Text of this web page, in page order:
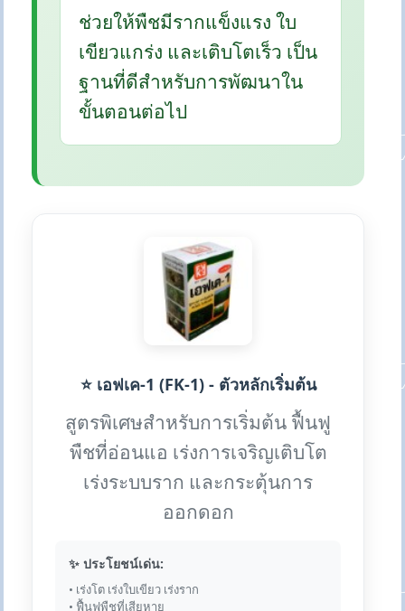
ช่วยให้พืชมีรากแข็งแรง ใบ
เขียวแกร่ง และเติบโตเร็ว เป็น
ฐานที่ดีสำหรับการพัฒนาใน
ขั้นตอนต่อไป
⭐ เอฟเค-1 (FK-1) - ตัวหลักเริ่มต้น
สูตรพิเศษสำหรับการเริ่มต้น ฟื้นฟู
พืชที่อ่อนแอ เร่งการเจริญเติบโต
เร่งระบบราก และกระตุ้นการ
ออกดอก
✨ ประโยชน์เด่น:
• เร่งโต เร่งใบเขียว เร่งราก
• ฟื้นฟูพืชที่เสียหาย